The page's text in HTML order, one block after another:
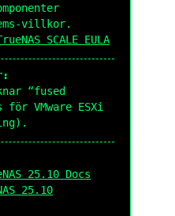
villkor.
SCALE EULA
“fused
för VMware ESXi
25.10 Docs
25.10